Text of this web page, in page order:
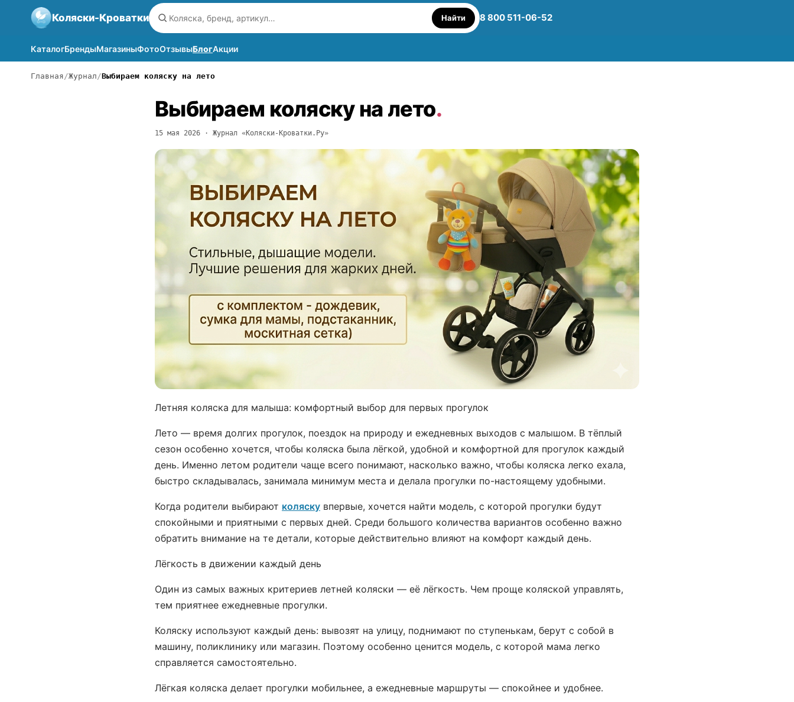
Коляски-Кроватки Найти 8 800 511-06-52
КаталогБрендыМагазиныФотоОтзывыБлогАкции
Главная Журнал Выбираем коляску на лето
Выбираем коляску на лето.
15 мая 2026 · Журнал «Коляски-Кроватки.Ру»
Летняя коляска для малыша: комфортный выбор для первых прогулок
Лето — время долгих прогулок, поездок на природу и ежедневных выходов с малышом. В тёплый
сезон особенно хочется, чтобы коляска была лёгкой, удобной и комфортной для прогулок каждый
день. Именно летом родители чаще всего понимают, насколько важно, чтобы коляска легко ехала,
быстро складывалась, занимала минимум места и делала прогулки по-настоящему удобными.
Когда родители выбирают коляску впервые, хочется найти модель, с которой прогулки будут
спокойными и приятными с первых дней. Среди большого количества вариантов особенно важно
обратить внимание на те детали, которые действительно влияют на комфорт каждый день.
Лёгкость в движении каждый день
Один из самых важных критериев летней коляски — её лёгкость. Чем проще коляской управлять,
тем приятнее ежедневные прогулки.
Коляску используют каждый день: вывозят на улицу, поднимают по ступенькам, берут с собой в
машину, поликлинику или магазин. Поэтому особенно ценится модель, с которой мама легко
справляется самостоятельно.
Лёгкая коляска делает прогулки мобильнее, а ежедневные маршруты — спокойнее и удобнее.